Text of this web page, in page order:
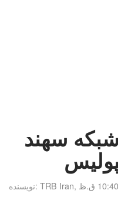
سهند
نویسنده:TRB Iran,